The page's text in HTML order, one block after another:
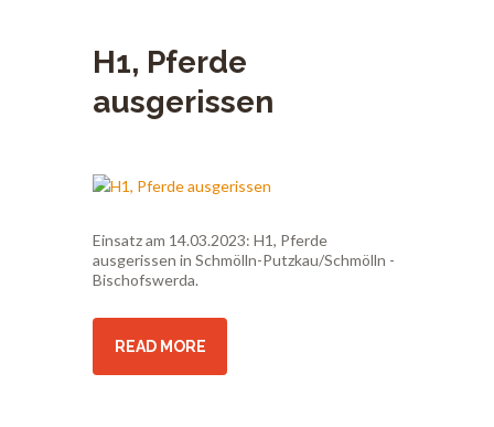
H1, Pferde
ausgerissen
Einsatz am 14.03.2023: H1, Pferde
ausgerissen in Schmölln-Putzkau/Schmölln -
Bischofswerda.
READ MORE